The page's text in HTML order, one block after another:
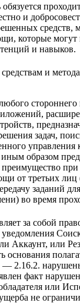
и
средств,
которые могут
и навыков.
и
задач,
образом
преимущество
от третьих лиц
заданий
во время
за собой
Аккаунт, или
основания
— 2.16.2.
факт
или
не